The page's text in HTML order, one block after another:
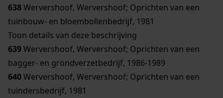
638Wervershoof, Wervershoof; Oprichten van een
tuinbouw- en bloembollenbedrijf, 1981
Toon details van deze beschrijving
639Wervershoof, Wervershoof; Oprichten van een
bagger- en grondverzetbedrijf, 1986-1989
640Wervershoof, Wervershoof; Oprichten van een
tuindersbedrijf, 1981